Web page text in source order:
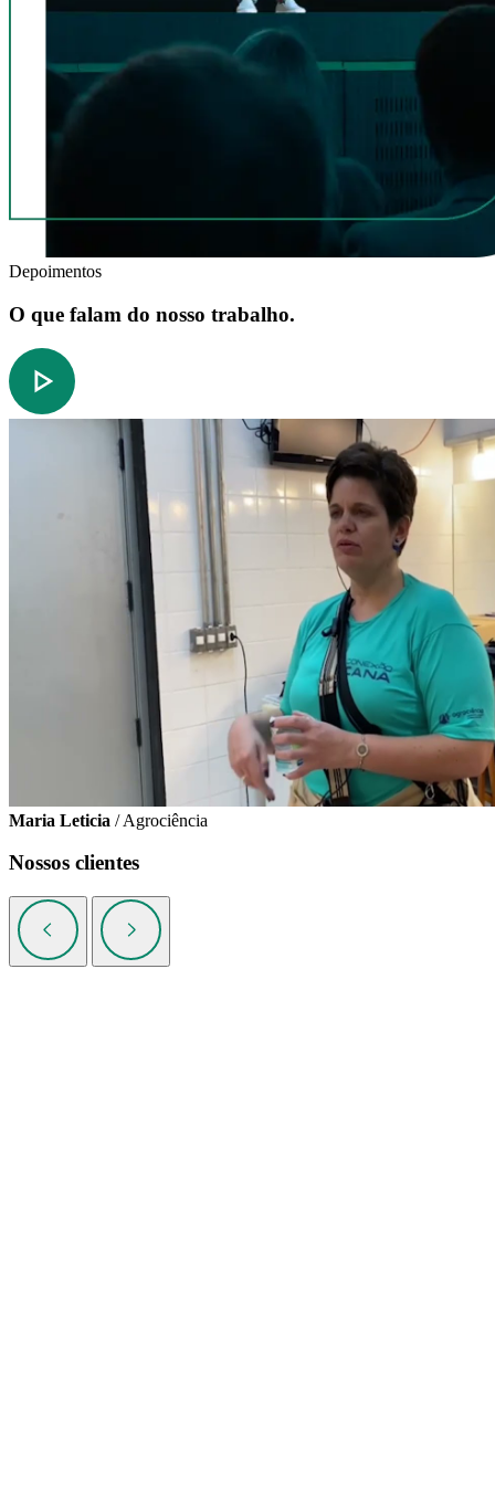
Depoimentos
O que falam do nosso trabalho.
Maria Leticia / Agrociência
Nossos clientes